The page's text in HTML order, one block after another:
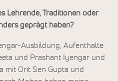
Lehrende, Traditionen oder
geprägt haben?
Ausbildung, Aufenthalte
und Prashant Iyengar und
mit Orit Sen Gupta und